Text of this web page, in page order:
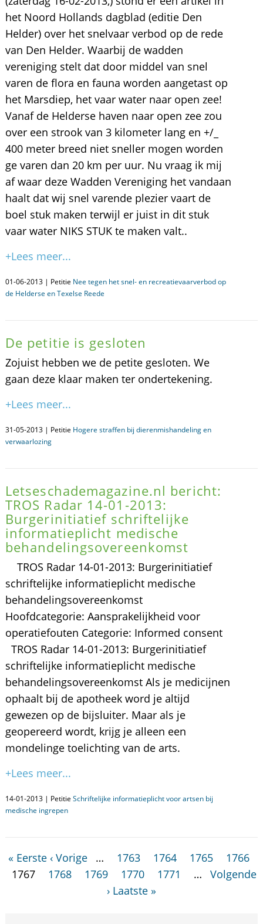
het Noord Hollands dagblad (editie Den
Helder) over het snelvaar verbod op de rede
van Den Helder. Waarbij de wadden
vereniging stelt dat door middel van snel
varen de flora en fauna worden aangetast op
het Marsdiep, het vaar water naar open zee!
Vanaf de Helderse haven naar open zee zou
over een strook van 3 kilometer lang en +/_
400 meter breed niet sneller mogen worden
ge varen dan 20 km per uur. Nu vraag ik mij
af waar deze Wadden Vereniging het vandaan
haalt dat wij snel varende plezier vaart de
boel stuk maken terwijl er juist in dit stuk
vaar water NIKS STUK te maken valt..
+Lees meer...
01-06-2013 | Petitie Nee tegen het snel- en recreatievaarverbod op
de Helderse en Texelse Reede
De petitie is gesloten
Zojuist hebben we de petite gesloten. We
gaan deze klaar maken ter ondertekening.
+Lees meer...
31-05-2013 | Petitie Hogere straffen bij dierenmishandeling en
verwaarlozing
Letseschademagazine.nl bericht:
TROS Radar 14-01-2013:
Burgerinitiatief schriftelijke
informatieplicht medische
behandelingsovereenkomst
TROS Radar 14-01-2013: Burgerinitiatief
schriftelijke informatieplicht medische
behandelingsovereenkomst
Hoofdcategorie: Aansprakelijkheid voor
operatiefouten Categorie: Informed consent
TROS Radar 14-01-2013: Burgerinitiatief
schriftelijke informatieplicht medische
behandelingsovereenkomst Als je medicijnen
ophaalt bij de apotheek word je altijd
gewezen op de bijsluiter. Maar als je
geopereerd wordt, krijg je alleen een
mondelinge toelichting van de arts.
+Lees meer...
14-01-2013 | Petitie Schriftelijke informatieplicht voor artsen bij
medische ingrepen
« Eerste ‹ Vorige … 1763 1764 1765
1766
1767
1768 1769 1770 1771 …
Volgende
› Laatste »